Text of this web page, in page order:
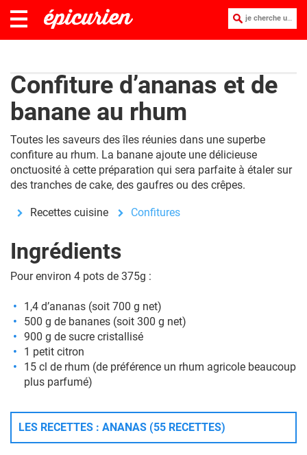
je cherche une recette :
Confiture d’ananas et de
banane au rhum
Toutes les saveurs des îles réunies dans une superbe
confiture au rhum. La banane ajoute une délicieuse
onctuosité à cette préparation qui sera parfaite à étaler sur
des tranches de cake, des gaufres ou des crêpes.
Recettes cuisine Confitures
Ingrédients
Pour environ 4 pots de 375g :
1,4 d’ananas (soit 700 g net)
500 g de bananes (soit 300 g net)
900 g de sucre cristallisé
1 petit citron
15 cl de rhum (de préférence un rhum agricole beaucoup
plus parfumé)
LES RECETTES : ANANAS (55 RECETTES)